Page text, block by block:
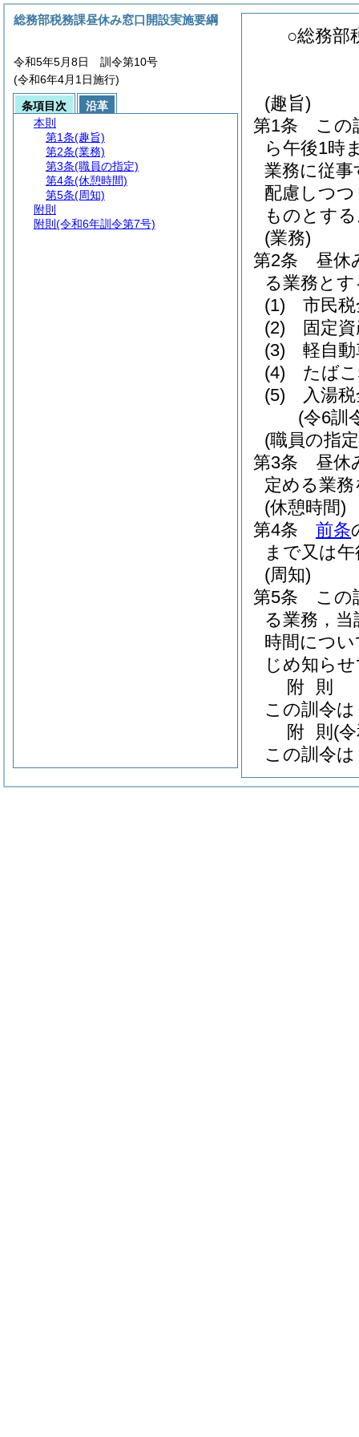
○総務部
(趣旨)
第1条
この
ら午後1時
業務に従
配慮しつ
ものとす
(業務)
第2条
昼休
る業務と
(1)
市民
(2)
固定
(3)
軽自
(4)
たば
(5)
入湯
(令6訓
(職員の指
第3条
昼休
定める業
(休憩時間)
第4条
前条
まで又は
(周知)
第5条
この
る業務，
時間につ
じめ知ら
附 則
この訓令
附 則 (
この訓令
総務部税務課昼休み窓口開設実施要綱
令和5年5月8日 訓令第10号
(令和6年4月1日施行)
条項目次
沿革
本則
第1条(趣旨)
第2条(業務)
第3条(職員の指定)
第4条(休憩時間)
第5条(周知)
附則
附則 (令和6年訓令第7号)